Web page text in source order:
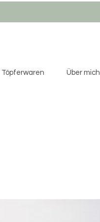
Töpferwaren Über mich